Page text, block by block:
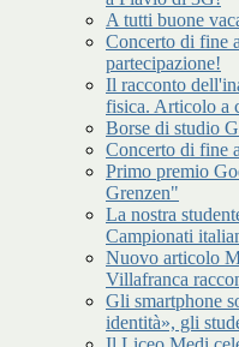
A tutti buone
Concerto di fine
partecipazione!
Il racconto
fisica. Articolo a
Borse di studio
Concerto di fine
Primo premio
Grenzen"
La nostra
Campionati
Nuovo articolo
Villafranca
Gli smartphone
identità», gli